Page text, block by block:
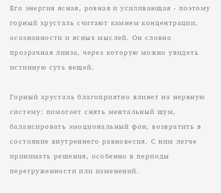
Его энергия ясная, ровная и усиливающая - поэтому
горный хрусталь считают камнем концентрации,
осознанности и ясных мыслей. Он словно
прозрачная линза, через которую можно увидеть
истинную суть вещей. ​
Горный хрусталь благоприятно влияет на нервную
систему: помогает снять ментальный шум,
балансировать эмоциональный фон, возвратить в
состояние внутреннего равновесия. С ним легче
принимать решения, особенно в периоды
перегруженности или изменений.